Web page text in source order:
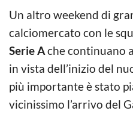
Un altro weekend di
calciomercato con le
Serie Ache continuano
in vista dell’inizio del
più importante è stato
vicinissimo l’arrivo del